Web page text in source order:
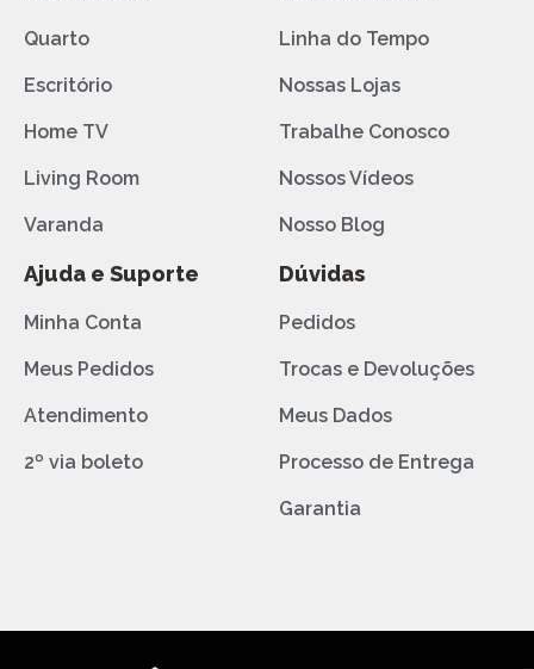
Quarto
Escritório
Home TV
Living Room
Varanda
Linha do Tempo
Nossas Lojas
Trabalhe Conosco
Nossos Vídeos
Nosso Blog
Ajuda e Suporte
Minha Conta
Meus Pedidos
Atendimento
2º via boleto
Dúvidas
Pedidos
Trocas e Devoluções
Meus Dados
Processo de Entrega
Garantia